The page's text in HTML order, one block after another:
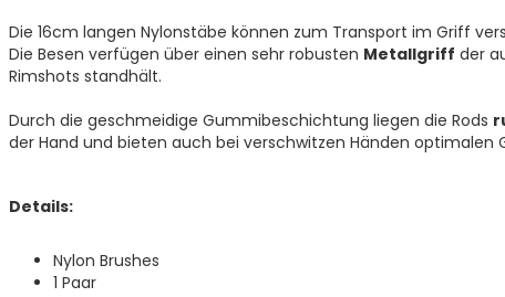
Die 16cm langen Nylonstäbe können zum Transport im Griff
Die Besen verfügen über einen sehr robusten Metallgriff der
Rimshots standhält.
Durch die geschmeidige Gummibeschichtung liegen die Rods
der Hand und bieten auch bei verschwitzen Händen optimalen
Details:
Nylon Brushes
1 Paar